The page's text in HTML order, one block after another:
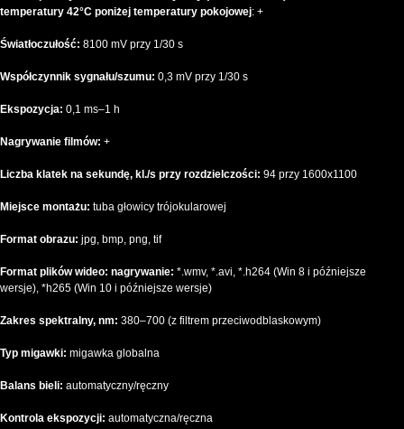
temperatury 42°C poniżej temperatury pokojowej: +
Światłoczułość: 8100 mV przy 1/30 s
Współczynnik sygnału/szumu: 0,3 mV przy 1/30 s
Ekspozycja: 0,1 ms–1 h
Nagrywanie filmów: +
Liczba klatek na sekundę, kl./s przy rozdzielczości: 94 przy 1600x1100
Miejsce montażu: tuba głowicy trójokularowej
Format obrazu: jpg, bmp, png, tif
Format plików wideo: nagrywanie: *.wmv, *.avi, *.h264 (Win 8 i późniejsze
wersje), *h265 (Win 10 i późniejsze wersje)
Zakres spektralny, nm: 380–700 (z filtrem przeciwodblaskowym)
Typ migawki: migawka globalna
Balans bieli: automatyczny/ręczny
Kontrola ekspozycji: automatyczna/ręczna